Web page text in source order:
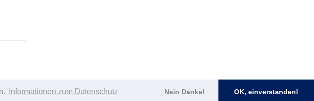
Informationen zum Datenschutz Nein Danke! OK, einverstanden!